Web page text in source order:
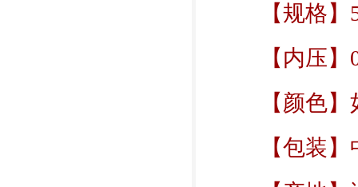
【规格】
【内压】
【颜色】
【包装】